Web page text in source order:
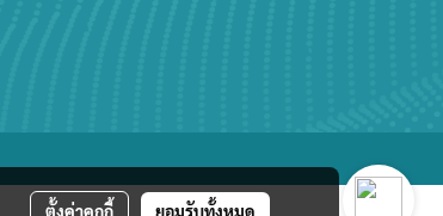
ตั้งค่าคุกกี้ ยอมรับทั้งหมด